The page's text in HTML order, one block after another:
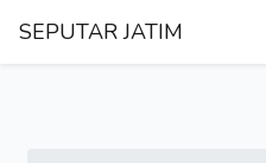
SEPUTAR JATIM